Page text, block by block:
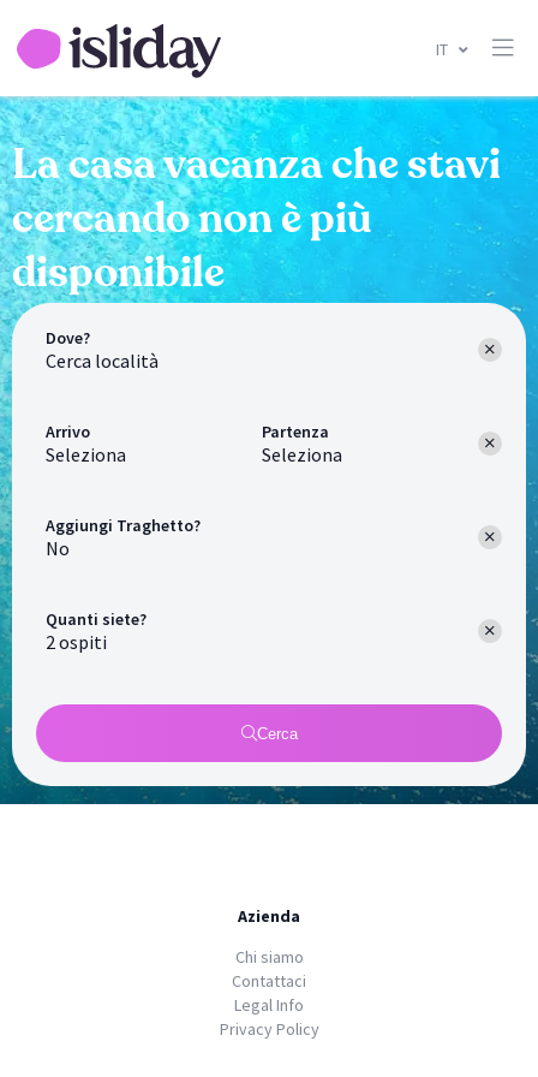
IT
La casa vacanza che stavi
cercando non è più
disponibile
Dove?
Arrivo
Seleziona
Partenza
Seleziona
Quanti siete?
Aggiungi Traghetto?
No
Cerca
Azienda
Chi siamo
Contattaci
Legal Info
Privacy Policy